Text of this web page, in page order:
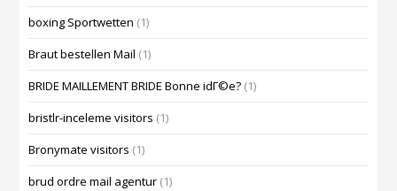
boxing Sportwetten (1)
Braut bestellen Mail (1)
BRIDE MAILLEMENT BRIDE Bonne idГ©e? (1)
bristlr-inceleme visitors (1)
Bronymate visitors (1)
brud ordre mail agentur (1)